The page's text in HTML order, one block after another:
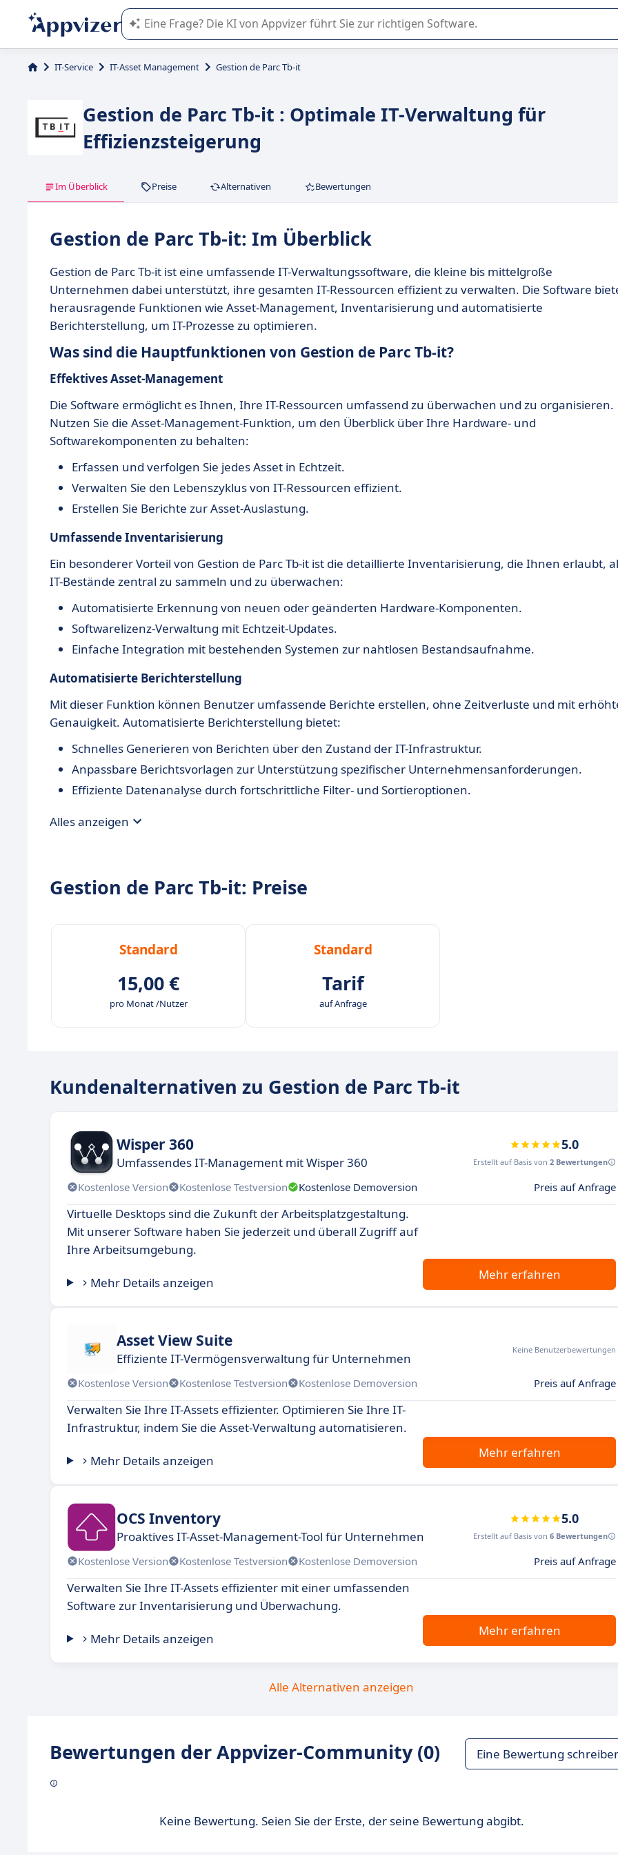
Die KI von Appvizer führt Sie bei der Nutzung oder Auswahl von SaaS-Software in Unternehmen.
IT-Service IT-Asset Management Gestion de Parc Tb-it
Gestion de Parc Tb-it : Optimale IT-Verwaltung für
Effizienzsteigerung
Im Überblick Preise Alternativen Bewertungen
Gestion de Parc Tb-it: Im Überblick
Gestion de Parc Tb-it ist eine umfassende IT-Verwaltungssoftware, die kleine bis mittelgroße
Unternehmen dabei unterstützt, ihre gesamten IT-Ressourcen effizient zu verwalten. Die Software
herausragende Funktionen wie Asset-Management, Inventarisierung und automatisierte
Berichterstellung, um IT-Prozesse zu optimieren.
Was sind die Hauptfunktionen von Gestion de Parc Tb-it?
Effektives Asset-Management
Die Software ermöglicht es Ihnen, Ihre IT-Ressourcen umfassend zu überwachen und zu organisieren.
Nutzen Sie die Asset-Management-Funktion, um den Überblick über Ihre Hardware- und
Softwarekomponenten zu behalten:
Erfassen und verfolgen Sie jedes Asset in Echtzeit.
Verwalten Sie den Lebenszyklus von IT-Ressourcen effizient.
Erstellen Sie Berichte zur Asset-Auslastung.
Umfassende Inventarisierung
Ein besonderer Vorteil von Gestion de Parc Tb-it ist die detaillierte Inventarisierung, die Ihnen erlaubt,
IT-Bestände zentral zu sammeln und zu überwachen:
Automatisierte Erkennung von neuen oder geänderten Hardware-Komponenten.
Softwarelizenz-Verwaltung mit Echtzeit-Updates.
Einfache Integration mit bestehenden Systemen zur nahtlosen Bestandsaufnahme.
Automatisierte Berichterstellung
Mit dieser Funktion können Benutzer umfassende Berichte erstellen, ohne Zeitverluste und mit
Genauigkeit. Automatisierte Berichterstellung bietet:
Schnelles Generieren von Berichten über den Zustand der IT-Infrastruktur.
Anpassbare Berichtsvorlagen zur Unterstützung spezifischer Unternehmensanforderungen.
Effiziente Datenanalyse durch fortschrittliche Filter- und Sortieroptionen.
Alles anzeigen
Gestion de Parc Tb-it: Preise
Standard
15,00 €
pro Monat /Nutzer
Standard
Tarif
auf Anfrage
Kundenalternativen zu Gestion de Parc Tb-it
Wisper 360
Umfassendes IT-Management mit Wisper 360
5.0
Erstellt auf Basis von 2 Bewertungen
Kostenlose Version Kostenlose Testversion Kostenlose Demoversion Preis auf Anfrage
Virtuelle Desktops sind die Zukunft der Arbeitsplatzgestaltung.
Mit unserer Software haben Sie jederzeit und überall Zugriff auf
Ihre Arbeitsumgebung.
Mehr Details anzeigen
Mehr erfahren
Asset View Suite
Effiziente IT-Vermögensverwaltung für Unternehmen
Keine Benutzerbewertungen
Kostenlose Version Kostenlose Testversion Kostenlose Demoversion Preis auf Anfrage
Verwalten Sie Ihre IT-Assets effizienter. Optimieren Sie Ihre IT-
Infrastruktur, indem Sie die Asset-Verwaltung automatisieren.
Mehr Details anzeigen
Mehr erfahren
OCS Inventory
Proaktives IT-Asset-Management-Tool für Unternehmen
5.0
Erstellt auf Basis von 6 Bewertungen
Kostenlose Version Kostenlose Testversion Kostenlose Demoversion Preis auf Anfrage
Verwalten Sie Ihre IT-Assets effizienter mit einer umfassenden
Software zur Inventarisierung und Überwachung.
Mehr Details anzeigen
Mehr erfahren
Alle Alternativen anzeigen
Bewertungen der Appvizer-Community (0) Eine Bewertung
Keine Bewertung. Seien Sie der Erste, der seine Bewertung abgibt.